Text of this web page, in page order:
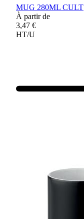
MUG 280ML CULT
À partir de
3,47 €
HT/U